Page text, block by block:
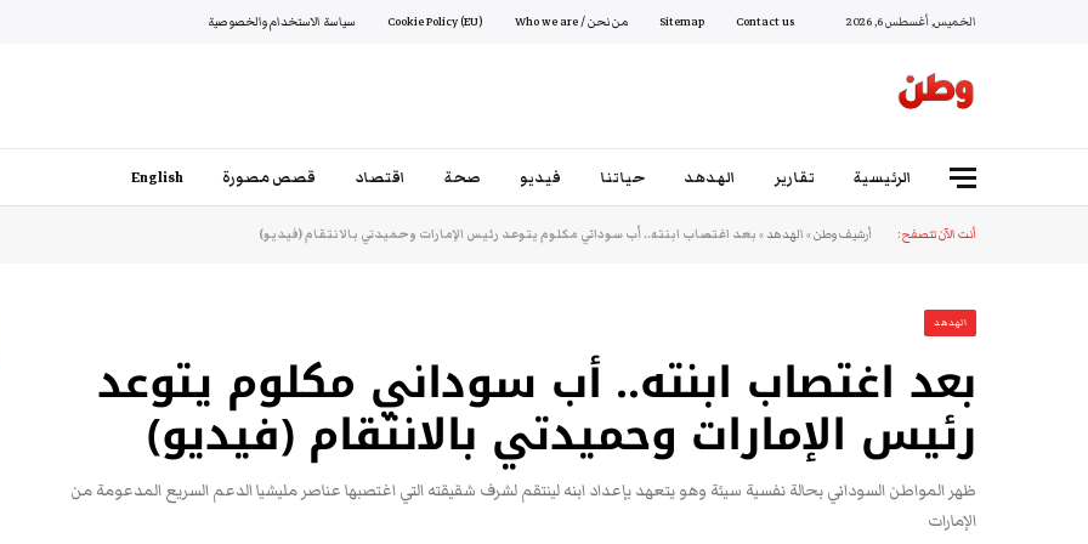
الخميس, أغسطس 6, 2026 Contact us
Sitemap من نحن / Who we are Cookie Policy (EU) سياسة الاستخدام والخصوصية
الرئيسية تقارير الهدهد حياتنا فيديو صحة اقتصاد قصص مصورة English
أنت الآن تتصفح: أرشيف وطن»الهدهد»بعد اغتصاب ابنته.. أب سوداني مكلوم يتوعد رئيس الإمارات وحميدتي بالانتقام (فيديو)
الهدهد
بعد اغتصاب ابنته.. أب سوداني مكلوم يتوعد
رئيس الإمارات وحميدتي بالانتقام (فيديو)
ظهر المواطن السوداني بحالة نفسية سيئة وهو يتعهد بإعداد ابنه لينتقم لشرف شقيقته التي اغتصبها عناصر مليشيا الدعم السريع المدعومة من
الإمارات